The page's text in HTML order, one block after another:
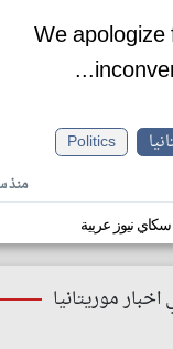
We
Politics
منذ
سكاي نيوز عربية
موريتانيا